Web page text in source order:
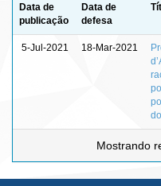
Data de
publicação
Data de
defesa
5-Jul-2021 18-Mar-2021
Mostrando